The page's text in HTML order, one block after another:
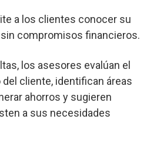
a los clientes conocer su
compromisos financieros.
los asesores evalúan el
cliente, identifican áreas
ahorros y sugieren
a sus necesidades